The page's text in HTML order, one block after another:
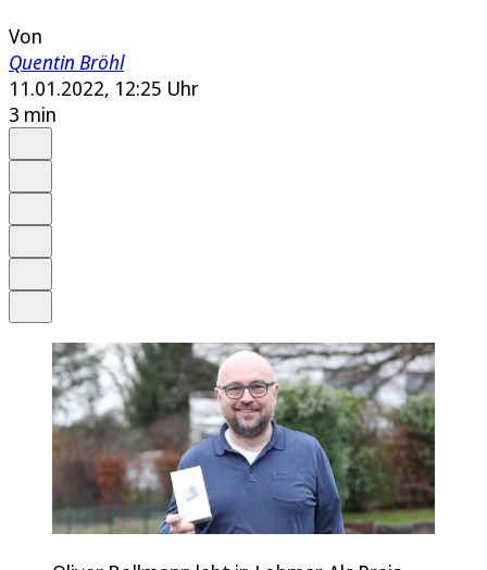
Von
Quentin Bröhl
11.01.2022, 12:25 Uhr
3 min